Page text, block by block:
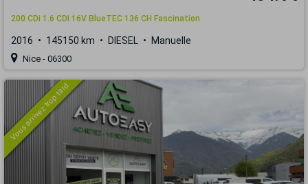
200 CDi 1.6 CDI 16V BlueTEC 136 CH Fascination
2016 145150 km DIESEL Manuelle
Nice - 06300
Vous arrivez trop tard